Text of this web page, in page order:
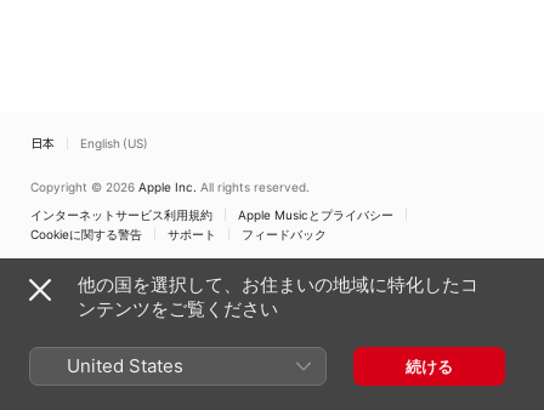
日本 English (US)
Copyright © 2026 Apple Inc. All rights reserved.
インターネットサービス利用規約
Apple Musicとプライバシー
Cookieに関する警告
サポート フィードバック
他の国を選択して、お住まいの地域に特化したコ
ンテンツをご覧ください
United States 続ける